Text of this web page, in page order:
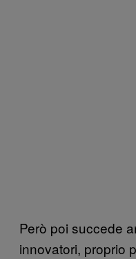
Però poi succede
innovatori, proprio